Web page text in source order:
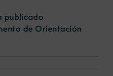
publicado
de Orientación